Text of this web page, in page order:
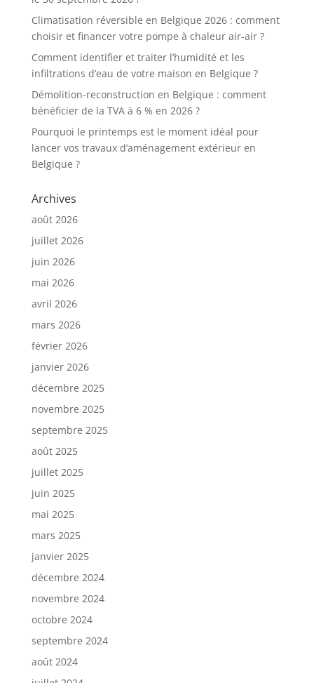
Climatisation réversible en Belgique 2026 : comment
choisir et financer votre pompe à chaleur air-air ?
Comment identifier et traiter l’humidité et les
infiltrations d’eau de votre maison en Belgique ?
Démolition-reconstruction en Belgique : comment
bénéficier de la TVA à 6 % en 2026 ?
Pourquoi le printemps est le moment idéal pour
lancer vos travaux d’aménagement extérieur en
Belgique ?
Archives
août 2026
juillet 2026
juin 2026
mai 2026
avril 2026
mars 2026
février 2026
janvier 2026
décembre 2025
novembre 2025
septembre 2025
août 2025
juillet 2025
juin 2025
mai 2025
mars 2025
janvier 2025
décembre 2024
novembre 2024
octobre 2024
septembre 2024
août 2024